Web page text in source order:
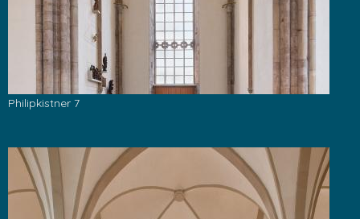
Philipkistner 7